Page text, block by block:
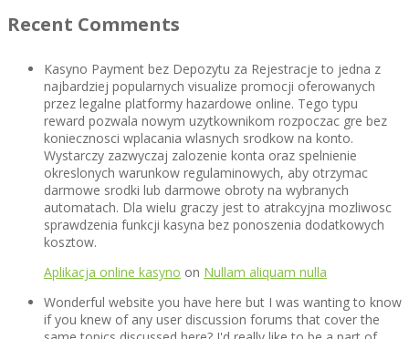
Recent Comments
Kasyno Payment bez Depozytu za Rejestracje to jedna z
najbardziej popularnych visualize promocji oferowanych
przez legalne platformy hazardowe online. Tego typu
reward pozwala nowym uzytkownikom rozpoczac gre bez
koniecznosci wplacania wlasnych srodkow na konto.
Wystarczy zazwyczaj zalozenie konta oraz spelnienie
okreslonych warunkow regulaminowych, aby otrzymac
darmowe srodki lub darmowe obroty na wybranych
automatach. Dla wielu graczy jest to atrakcyjna mozliwosc
sprawdzenia funkcji kasyna bez ponoszenia dodatkowych
kosztow.
Aplikacja online kasyno on Nullam aliquam nulla
Wonderful website you have here but I was wanting to know
if you knew of any user discussion forums that cover the